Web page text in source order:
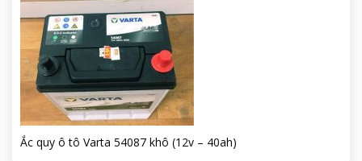
Ắc quy ô tô Varta 54087 khô (12v – 40ah)